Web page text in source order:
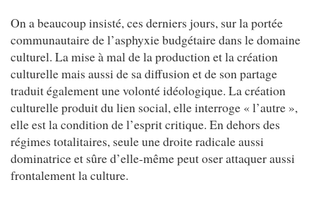
On a beaucoup insisté, ces derniers jours, sur la portée
communautaire de l’asphyxie budgétaire dans le domaine
culturel. La mise à mal de la production et la création
culturelle mais aussi de sa diffusion et de son partage
traduit également une volonté idéologique. La création
culturelle produit du lien social, elle interroge « l’autre »,
elle est la condition de l’esprit critique. En dehors des
régimes totalitaires, seule une droite radicale aussi
dominatrice et sûre d’elle-même peut oser attaquer aussi
frontalement la culture.